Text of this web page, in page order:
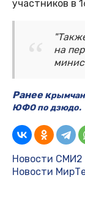
участников в
на
Ранее к
ЮФО по дзюдо.
Новости СМИ2
Новости